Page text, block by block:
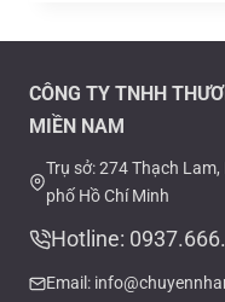
CÔNG TY TNHH
MIỀN NAM
Trụ sở: 274 Thạch
phố Hồ Chí Minh
Hotline:
Email: